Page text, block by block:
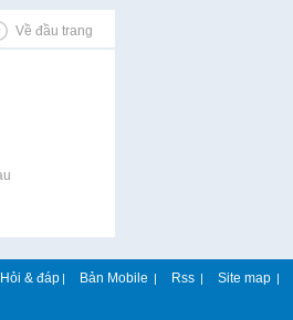
Về đầu trang
Hỏi & đáp | Bản Mobile | Rss | Site map |